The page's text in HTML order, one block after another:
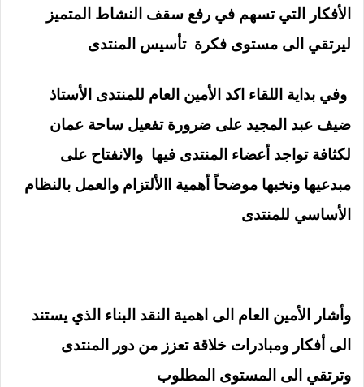
الأفكار التي تسهم في رفع سقف النشاط المتميز
ليرتقي الى مستوى فكرة تأسيس المنتدى
وفي بداية اللقاء اكد الأمين العام للمنتدى الأستاذ
ضيف عبد المجيد على ضرورة تفعيل ساحة عمان
لكثافة تواجد أعضاء المنتدى فيها والانفتاح على
مبدعيها ونخبها موضحاً أهمية االألتزام والعمل بالنظام
الأساسي للمنتدى
وأشار الأمين العام الى اهمية النقد البناء الذي يستند
الى أفكار ومبادرات خلاقة تعزز من دور المنتدى
وترتقي الى المستوى المطلوب